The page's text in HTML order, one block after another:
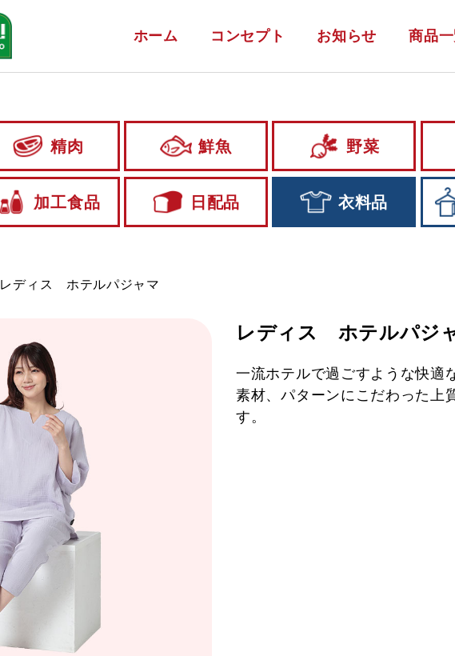
ホーム コンセプト お知らせ 商品
精肉 鮮魚 野菜
加工食品 日配品 衣料品
レディス ホテルパジャマ
レディス ホテルパジ
一流ホテルで過ごすような快適
素材、パターンにこだわった上
す。